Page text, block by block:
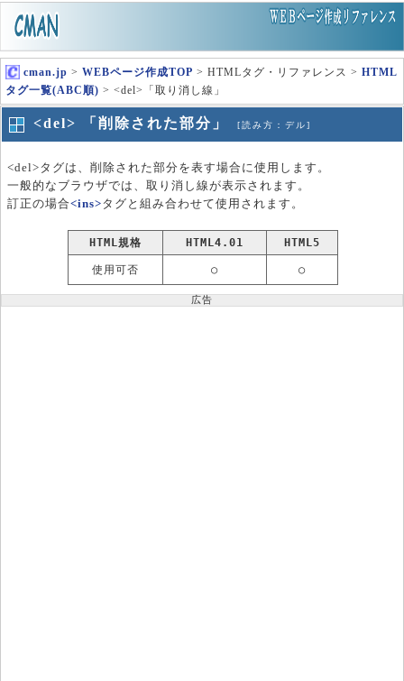
cman.jp > WEBページ作成TOP > HTMLタグ・リファレンス > HTML
タグ一覧(ABC順) > <del>「取り消し線」
<del> 「削除された部分」 [読み方：デル]
<del>タグは、削除された部分を表す場合に使用します。
一般的なブラウザでは、取り消し線が表示されます。
訂正の場合<ins>タグと組み合わせて使用されます。
HTML規格 HTML4.01 HTML5
使用可否 ○ ○
広告